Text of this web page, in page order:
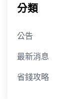
分類
公告
最新消息
省錢攻略